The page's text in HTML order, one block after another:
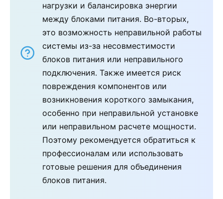
нагрузки и балансировка энергии
между блоками питания. Во-вторых,
это возможность неправильной работы
системы из-за несовместимости
блоков питания или неправильного
подключения. Также имеется риск
повреждения компонентов или
возникновения короткого замыкания,
особенно при неправильной установке
или неправильном расчете мощности.
Поэтому рекомендуется обратиться к
профессионалам или использовать
готовые решения для объединения
блоков питания.